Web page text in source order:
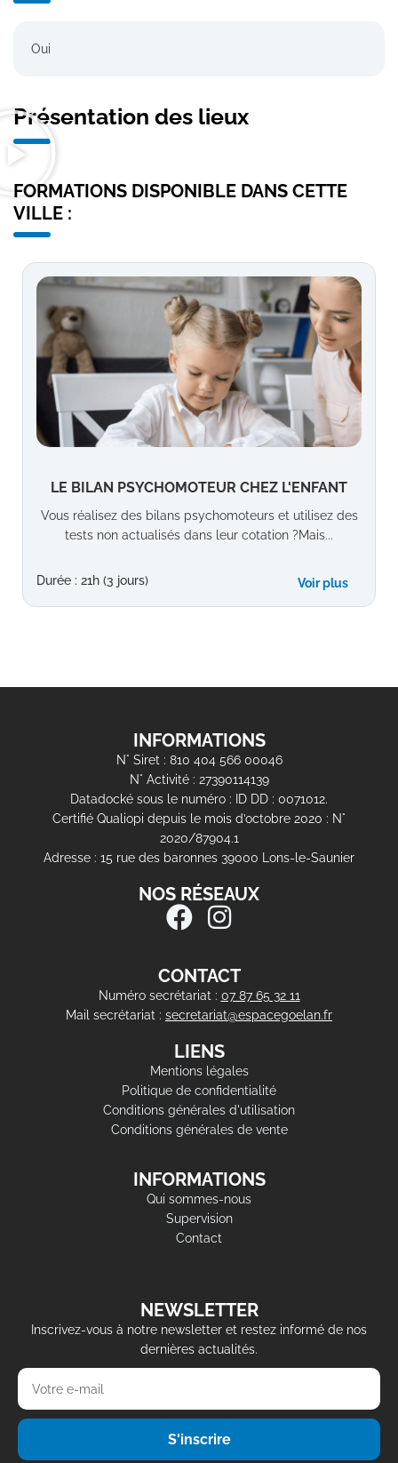
Oui
Présentation des lieux
FORMATIONS DISPONIBLE DANS CETTE
VILLE :
LE BILAN PSYCHOMOTEUR CHEZ L'ENFANT
Vous réalisez des bilans psychomoteurs et utilisez des
tests non actualisés dans leur cotation ?Mais...
Durée : 21h (3 jours) Voir plus
INFORMATIONS
N° Siret : 810 404 566 00046
N° Activité : 27390114139
Datadocké sous le numéro : ID DD : 0071012.
Certifié Qualiopi depuis le mois d’octobre 2020 : N°
2020/87904.1
Adresse : 15 rue des baronnes 39000 Lons-le-Saunier
NOS RÉSEAUX
CONTACT
Numéro secrétariat : 07 87 65 32 11
Mail secrétariat : secretariat@espacegoelan.fr
LIENS
Mentions légales
Politique de confidentialité
Conditions générales d'utilisation
Conditions générales de vente
INFORMATIONS
Qui sommes-nous
Supervision
Contact
NEWSLETTER
Inscrivez-vous à notre newsletter et restez informé de nos
dernières actualités.
S'inscrire